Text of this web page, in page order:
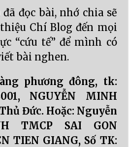
đọc bài, nhớ chia sẽ
Chí Blog đến mọi
“cứu tế” để mình có
bài nghen.
phương đông, tk:
NGUYỄN MINH
Đức. Hoặc: Nguyễn
TMCP SAI GON
TIEN GIANG, Số TK: